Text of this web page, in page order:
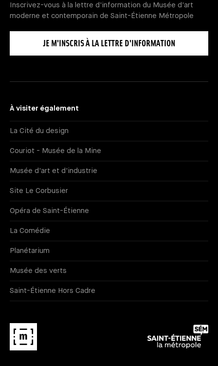
Inscrivez-vous à la lettre d'information du Musée d'art
moderne et contemporain de Saint-Étienne Métropole
JE M'INSCRIS À LA LETTRE D'INFORMATION
À visiter également
La Cité du design
Couriot - Musée de la Mine
Musée d'art et d'industrie
Site Le Corbusier
Opéra de Saint-Étienne
La Comédie
Planétarium
Musée des verts
Saint-Étienne Hors Cadre